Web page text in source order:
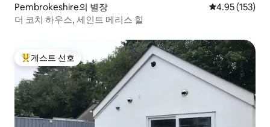
Pembrokeshire의 별장 평점 4.95점(5
4.95 (153)
더 코치 하우스, 세인트 메리스 힐
상위 게스트 선호
게스트 선호